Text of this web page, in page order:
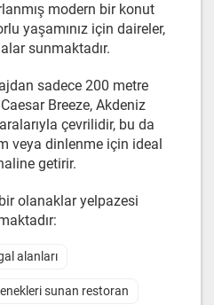
modern bir konut
yaşamınız için daireler,
sunmaktadır.
sadece 200 metre
Breeze, Akdeniz
çevrilidir, bu da
veya dinlenme için ideal
getirir.
olanaklar yelpazesi
alanları
sunan restoran